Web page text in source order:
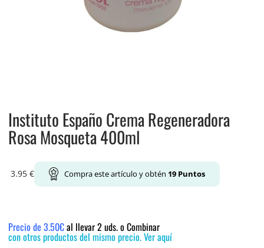
Instituto Españo Crema Regeneradora
Rosa Mosqueta 400ml
3.95 € Compra este artículo y obtén 19Puntos
Precio de 3.50€al llevar 2 uds. o Combinar
con otros productos del mismo precio. Ver aquí